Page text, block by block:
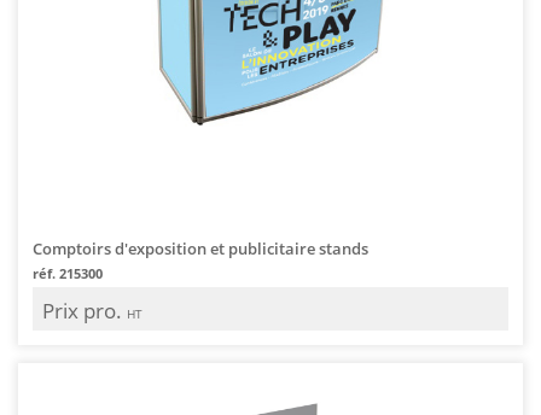
Comptoirs d'exposition et publicitaire stands
réf. 215300
Prix pro. HT